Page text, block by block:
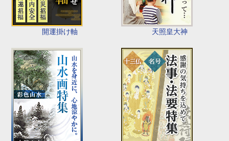
開運掛け軸 天照皇大神